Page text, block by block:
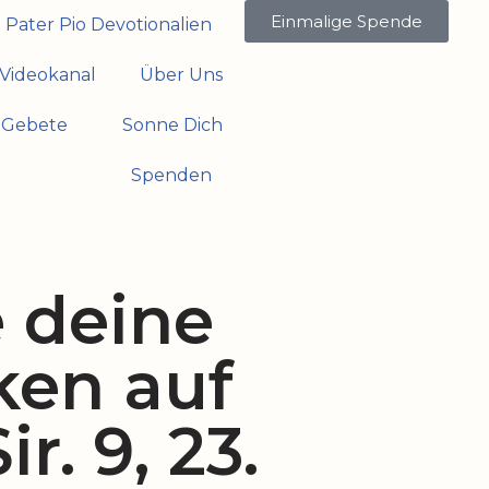
Pater Pio Devotionalien
Videokanal Über Uns
Gebete Sonne Dich
Spenden
Einmalige Spende
deine
auf
9, 23.